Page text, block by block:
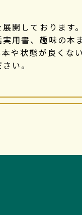
開しております
用書、趣味の本
や状態が良くな
い。